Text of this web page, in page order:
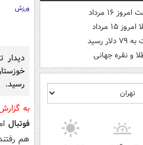
۱۶ مرداد
۱۵ مرداد
رسید
و نقره جهانی
ورزش
دیدار
رسید.
به
فوتبال
هم رفتند که این